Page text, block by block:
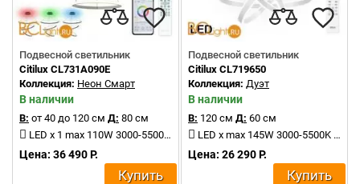
Подвесной светильник
Citilux CL731A090E
Коллекция: Неон Смарт
В наличии
В: от 40 до 120 см Д: 80 см
LED x 1 max 110W 3000-5500K 6800Lm
Цена: 36 490 Р.
Купить
Подвесной светильник
Citilux CL719650
Коллекция: Дуэт
В наличии
В: 120 см Д: 60 см
LED x max 145W 3000-5500K 7500Lm
Цена: 26 290 Р.
Купить